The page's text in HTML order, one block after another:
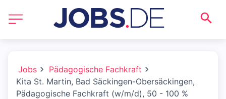
Jobs
Pädagogische Fachkraft
Kita St. Martin, Bad Säckingen-Obersäckingen,
Pädagogische Fachkraft (w/m/d), 50 - 100 %